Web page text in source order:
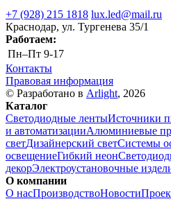
+7 (928) 215 1818 lux.led@mail.ru
Краснодар, ул. Тургенева 35/1
Работаем:
Пн–Пт 9-17
Контакты
Правовая информация
© Разработано в Arlight, 2026
Каталог
Светодиодные лентыИсточники
и автоматизацииАлюминиевые
светДизайнерский светСистемы
освещениеГибкий неон
декорЭлектроустановочные
О компании
О насПроизводствоНовости